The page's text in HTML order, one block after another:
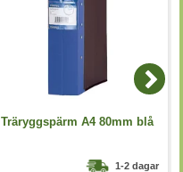
Träryggspärm A4 80mm blå
1-2 dagar